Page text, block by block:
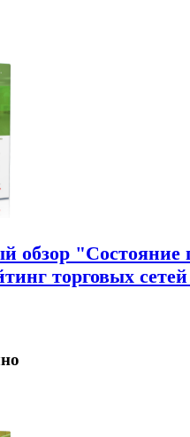
обзор "Состояние
торговых